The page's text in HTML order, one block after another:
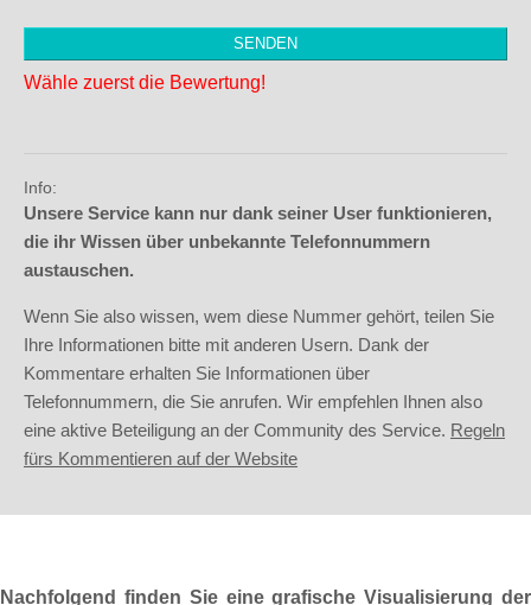
Wähle zuerst die Bewertung!
Info:
Unsere Service kann nur dank seiner User funktionieren,
die ihr Wissen über unbekannte Telefonnummern
austauschen.
Wenn Sie also wissen, wem diese Nummer gehört, teilen Sie
Ihre Informationen bitte mit anderen Usern. Dank der
Kommentare erhalten Sie Informationen über
Telefonnummern, die Sie anrufen. Wir empfehlen Ihnen also
eine aktive Beteiligung an der Community des Service. Regeln
fürs Kommentieren auf der Website
Nachfolgend finden Sie eine grafische Visualisierung der